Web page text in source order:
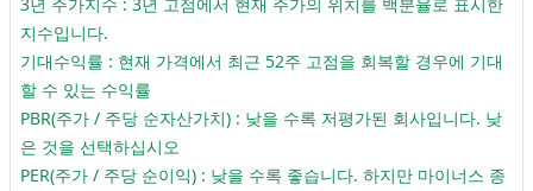
3년 주가지수 : 3년 고점에서 현재 주가의 위치를 백분율로 표시한
지수입니다.
기대수익률 : 현재 가격에서 최근 52주 고점을 회복할 경우에 기대
할 수 있는 수익률
PBR(주가 / 주당 순자산가치) : 낮을 수록 저평가된 회사입니다. 낮
은 것을 선택하십시오
PER(주가 / 주당 순이익) : 낮을 수록 좋습니다. 하지만 마이너스 종